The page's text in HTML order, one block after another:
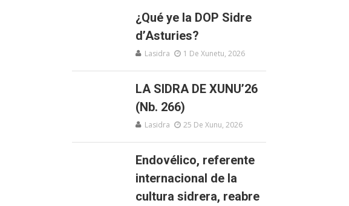
¿Qué ye la DOP Sidre
d’Asturies?
Lasidra 1 De Xunetu, 2026
LA SIDRA DE XUNU’26
(Nb. 266)
Lasidra 25 De Xunu, 2026
Endovélico, referente
internacional de la
cultura sidrera, reabre